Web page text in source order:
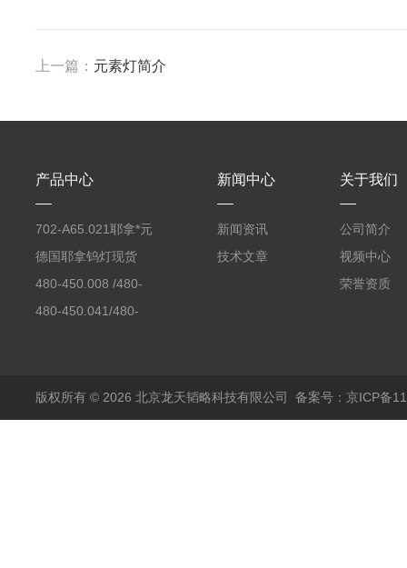
上一篇： 元素灯简介
产品中心
702-A65.021耶拿*元
素分析仪反应罐
德国耶拿钨灯现货
480-450.008 /480-
450.008C耶拿镉Cd空
480-450.041/480-
包邮
新闻中心
新闻资讯
技术文章
关于我们
公司简介
视频中心
荣誉资质
版权所有 © 2026 北京龙天韬略科技有限公司 备案号：京ICP备